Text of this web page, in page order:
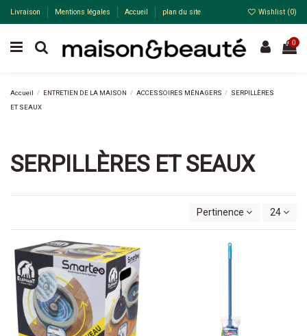
Livraison Mentions légales Accueil plan du site Wishlist (0)
0
Accueil ENTRETIEN DE LA MAISON ACCESSOIRES MÉNAGERS
SERPILLÈRES
ET SEAUX
SERPILLÈRES ET SEAUX
Pertinence 24